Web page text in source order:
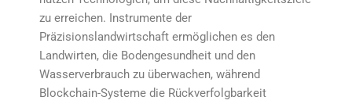
zu erreichen. Instrumente der
Präzisionslandwirtschaft ermöglichen es den
Landwirten, die Bodengesundheit und den
Wasserverbrauch zu überwachen, während
Blockchain-Systeme die Rückverfolgbarkeit